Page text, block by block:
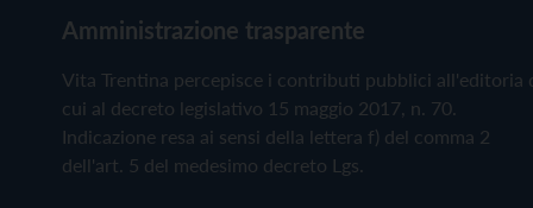
Amministrazione trasparente
Vita Trentina percepisce i contributi pubblici all'editoria
cui al decreto legislativo 15 maggio 2017, n. 70.
Indicazione resa ai sensi della lettera f) del comma 2
dell'art. 5 del medesimo decreto Lgs.